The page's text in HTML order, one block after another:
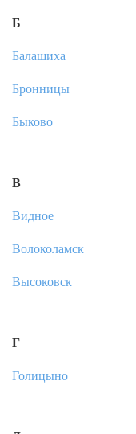
Б
Балашиха
Бронницы
Быково
В
Видное
Волоколамск
Высоковск
Г
Голицыно